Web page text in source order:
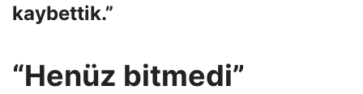
kaybettik.”
“Henüz bitmedi”